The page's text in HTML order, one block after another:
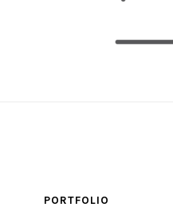
PORTFOLIO